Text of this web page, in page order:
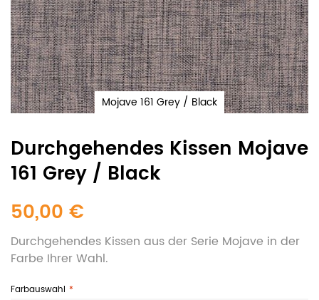
Durchgehendes Kissen Mojave
161 Grey / Black
50,00 €
Durchgehendes Kissen aus der Serie Mojave in der
Farbe Ihrer Wahl.
Farbauswahl
Mojave 161 Grey / Black